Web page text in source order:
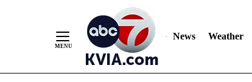
News Weather